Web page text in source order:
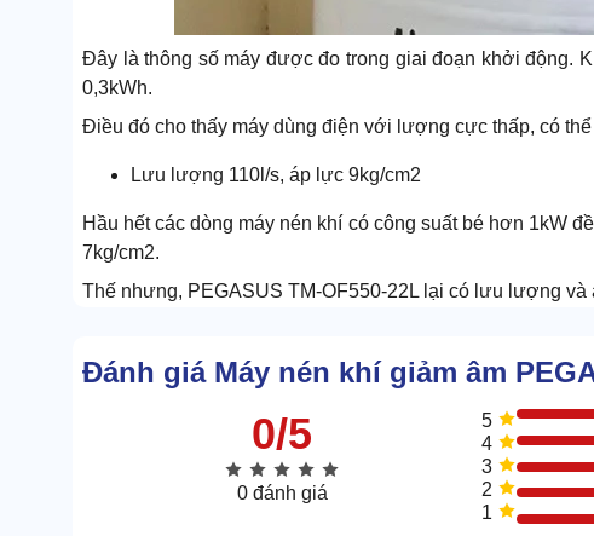
Đây là thông số máy được đo trong giai đoạn khởi động.
0,3kWh.
Điều đó cho thấy máy dùng điện với lượng cực thấp, có
Lưu lượng 110l/s, áp lực 9kg/cm2
Hầu hết các dòng máy nén khí có công suất bé hơn 1kW
7kg/cm2.
Thế nhưng, PEGASUS TM-OF550-22L lại có lưu lượng
Đánh giá Máy nén khí giảm âm
0/5
0 đánh giá
5
4
3
2
1